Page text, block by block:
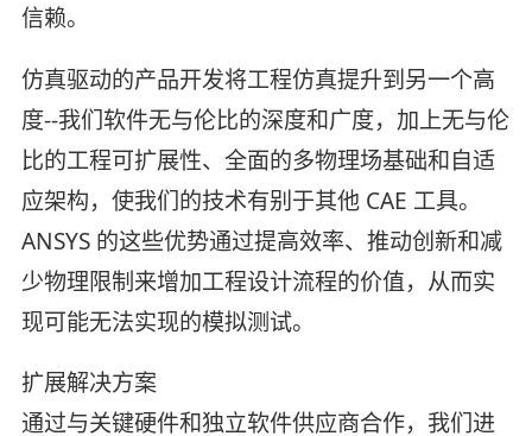
信赖。
仿真驱动的产品开发将工程仿真提升到另一个高
度--我们软件无与伦比的深度和广度，加上无与伦
比的工程可扩展性、全面的多物理场基础和自适
应架构，使我们的技术有别于其他 CAE 工具。
ANSYS 的这些优势通过提高效率、推动创新和减
少物理限制来增加工程设计流程的价值，从而实
现可能无法实现的模拟测试。
扩展解决方案
通过与关键硬件和独立软件供应商合作，我们进